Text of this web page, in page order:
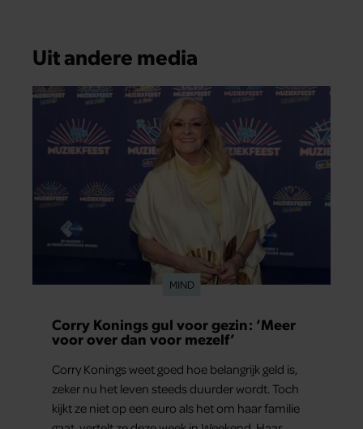
Uit andere media
MIND
Corry Konings gul voor gezin: ‘Meer
voor over dan voor mezelf’
Corry Konings weet goed hoe belangrijk geld is,
zeker nu het leven steeds duurder wordt. Toch
kijkt ze niet op een euro als het om haar familie